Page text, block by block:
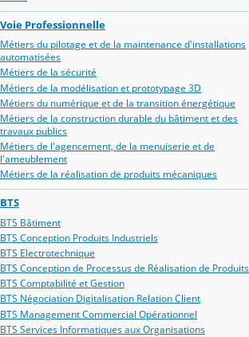
Voie Professionnelle
Métiers du pilotage et de la maintenance d'installations
automatisées
Métiers de la sécurité
Métiers de la modélisation et prototypage 3D
Métiers du numérique et de la transition énergétique
Métiers de la construction durable du bâtiment et des
travaux publics
Métiers de l'agencement, de la menuiserie et de
l'ameublement
Métiers de la réalisation de produits mécaniques
BTS
BTS Bâtiment
BTS Conception Produits Industriels
BTS Electrotechnique
BTS Conception de Processus de Réalisation de Produits
BTS Comptabilité et Gestion
BTS Négociation Digitalisation Relation Client
BTS Management Commercial Opérationnel
BTS Services Informatiques aux Organisations